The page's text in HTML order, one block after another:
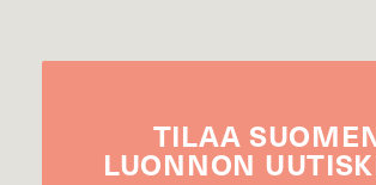
TILAA
LUONNON